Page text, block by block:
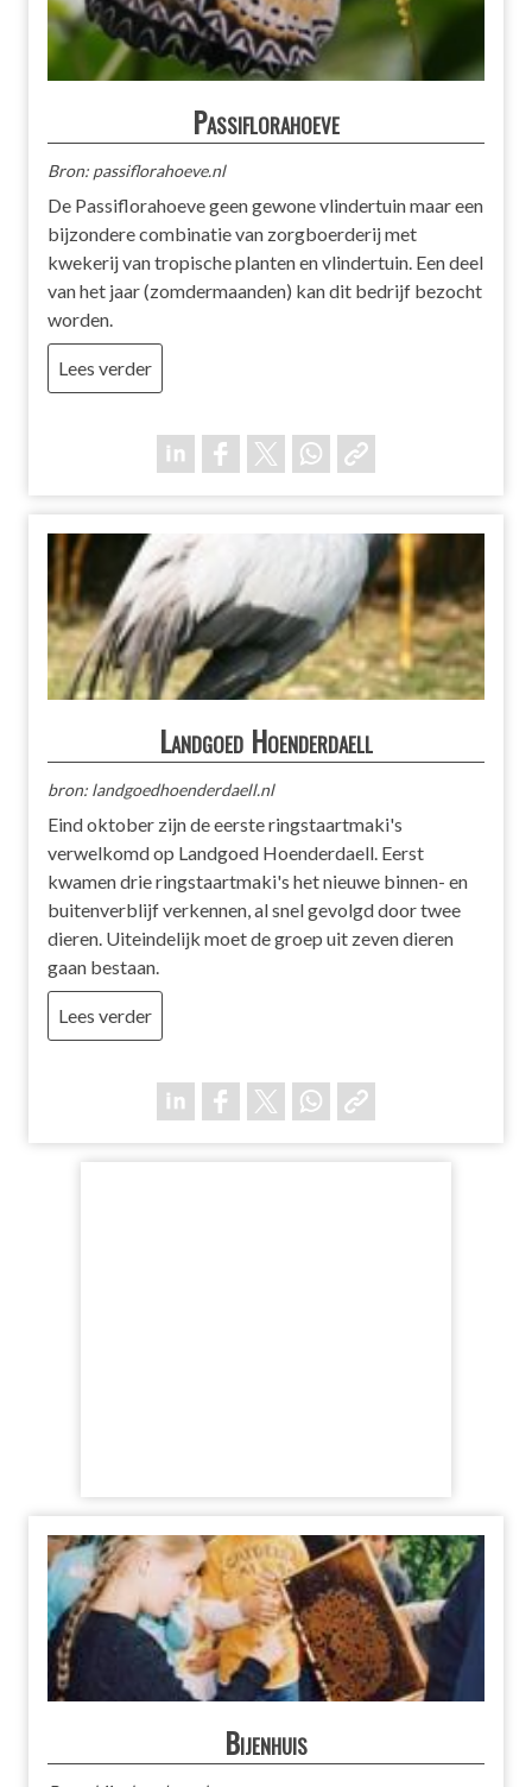
Passiflorahoeve
Bron: passiflorahoeve.nl
De Passiflorahoeve geen gewone vlindertuin maar een
bijzondere combinatie van zorgboerderij met
kwekerij van tropische planten en vlindertuin. Een deel
van het jaar (zomdermaanden) kan dit bedrijf bezocht
worden.
Lees verder
Landgoed Hoenderdaell
bron: landgoedhoenderdaell.nl
Eind oktober zijn de eerste ringstaartmaki's
verwelkomd op Landgoed Hoenderdaell. Eerst
kwamen drie ringstaartmaki's het nieuwe binnen- en
buitenverblijf verkennen, al snel gevolgd door twee
dieren. Uiteindelijk moet de groep uit zeven dieren
gaan bestaan.
Lees verder
Bijenhuis